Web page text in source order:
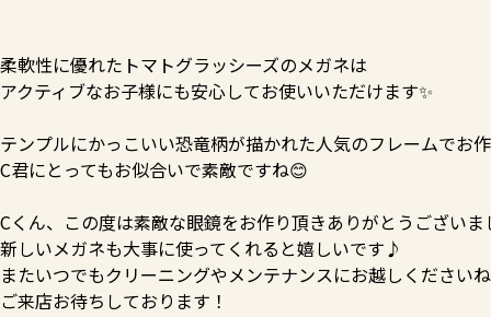
柔軟性に優れたトマトグラッシーズのメガネは
アクティブなお子様にも安心してお使いいただけます✨
テンプルにかっこいい恐竜柄が描かれた人気のフレームでお
C君にとってもお似合いで素敵ですね😊
Cくん、この度は素敵な眼鏡をお作り頂きありがとうございま
新しいメガネも大事に使ってくれると嬉しいです♪
またいつでもクリーニングやメンテナンスにお越しください
ご来店お待ちしております！